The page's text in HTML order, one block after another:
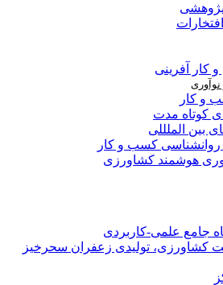
کار آفرینی
و کار
کوتاه مدت
بین الملللی
روانشناسی کسب و کار
هوشمند کشاورزی
جامع علمی-کاربردی
کشاورزی، تولیدی زعفران سحرخیز